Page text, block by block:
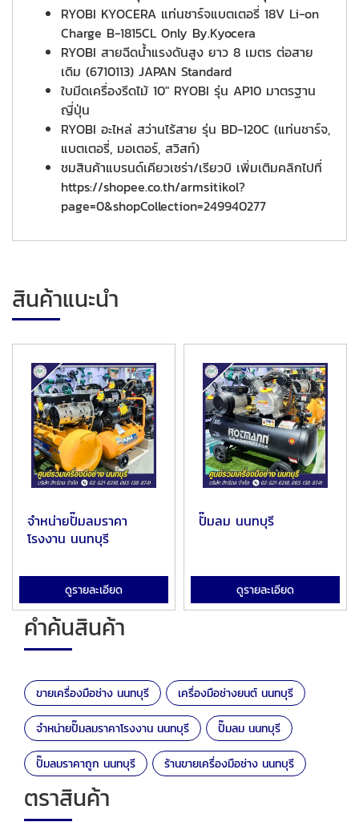
RYOBI KYOCERA แท่นชาร์จแบตเตอรี่ 18V Li-on
Charge B-1815CL Only By.Kyocera
RYOBI สายฉีดน้ำแรงดันสูง ยาว 8 เมตร ต่อสาย
เดิม (6710113) JAPAN Standard
ใบมีดเครื่องรีดไม้ 10" RYOBI รุ่น AP10 มาตรฐาน
ญี่ปุ่น
RYOBI อะไหล่ สว่านไร้สาย รุ่น BD-120C (แท่นชาร์จ,
แบตเตอรี่, มอเตอร์, สวิสท์)
ชมสินค้าแบรนด์เคียวเซร่า/เรียวบิ เพิ่มเติมคลิกไปที่
https://shopee.co.th/armsitikol?
page=0&shopCollection=249940277
สินค้าแนะนำ
จำหน่ายปั๊มลมราคา
โรงงาน นนทบุรี
ดูรายละเอียด
ปั๊มลม นนทบุรี
ดูรายละเอียด
คำค้นสินค้า
ขายเครื่องมือช่าง นนทบุรี เครื่องมือช่างยนต์ นนทบุรี
จำหน่ายปั๊มลมราคาโรงงาน นนทบุรี ปั๊มลม นนทบุรี
ปั๊มลมราคาถูก นนทบุรี ร้านขายเครื่องมือช่าง นนทบุรี
ตราสินค้า